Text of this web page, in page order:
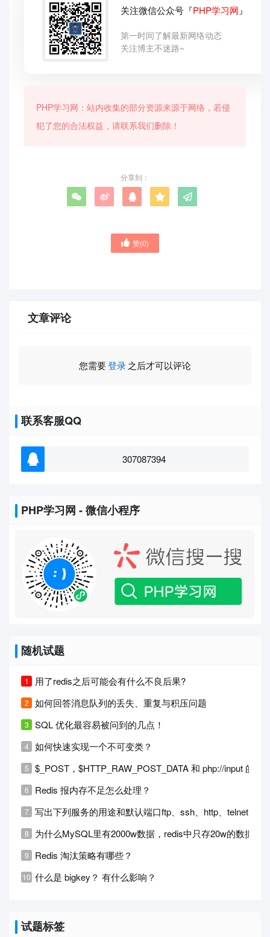
关注微信公众号『PHP学习网 』
第一时间了解最新网络动态
关注博主不迷路~
PHP学习网：站内收集的部分资源来源于网络，若侵
犯了您的合法权益，请联系我们删除！
分享到：
赞(0)
文章评论
您需要登录之后才可以评论
联系客服QQ
307087394
PHP学习网 - 微信小程序
随机试题
用了redis之后可能会有什么不良后果?
如何回答消息队列的丢失、重复与积压问题
SQL 优化最容易被问到的几点！
如何快速实现一个不可变类？
$_POST，$HTTP_RAW_POST_DATA 和 php://input 的区
Redis 报内存不足怎么处理？
写出下列服务的用途和默认端口ftp、ssh、http、telnet、
为什么MySQL里有2000w数据，redis中只存20w的数据？
Redis 淘汰策略有哪些？
什么是 bigkey？ 有什么影响？
试题标签